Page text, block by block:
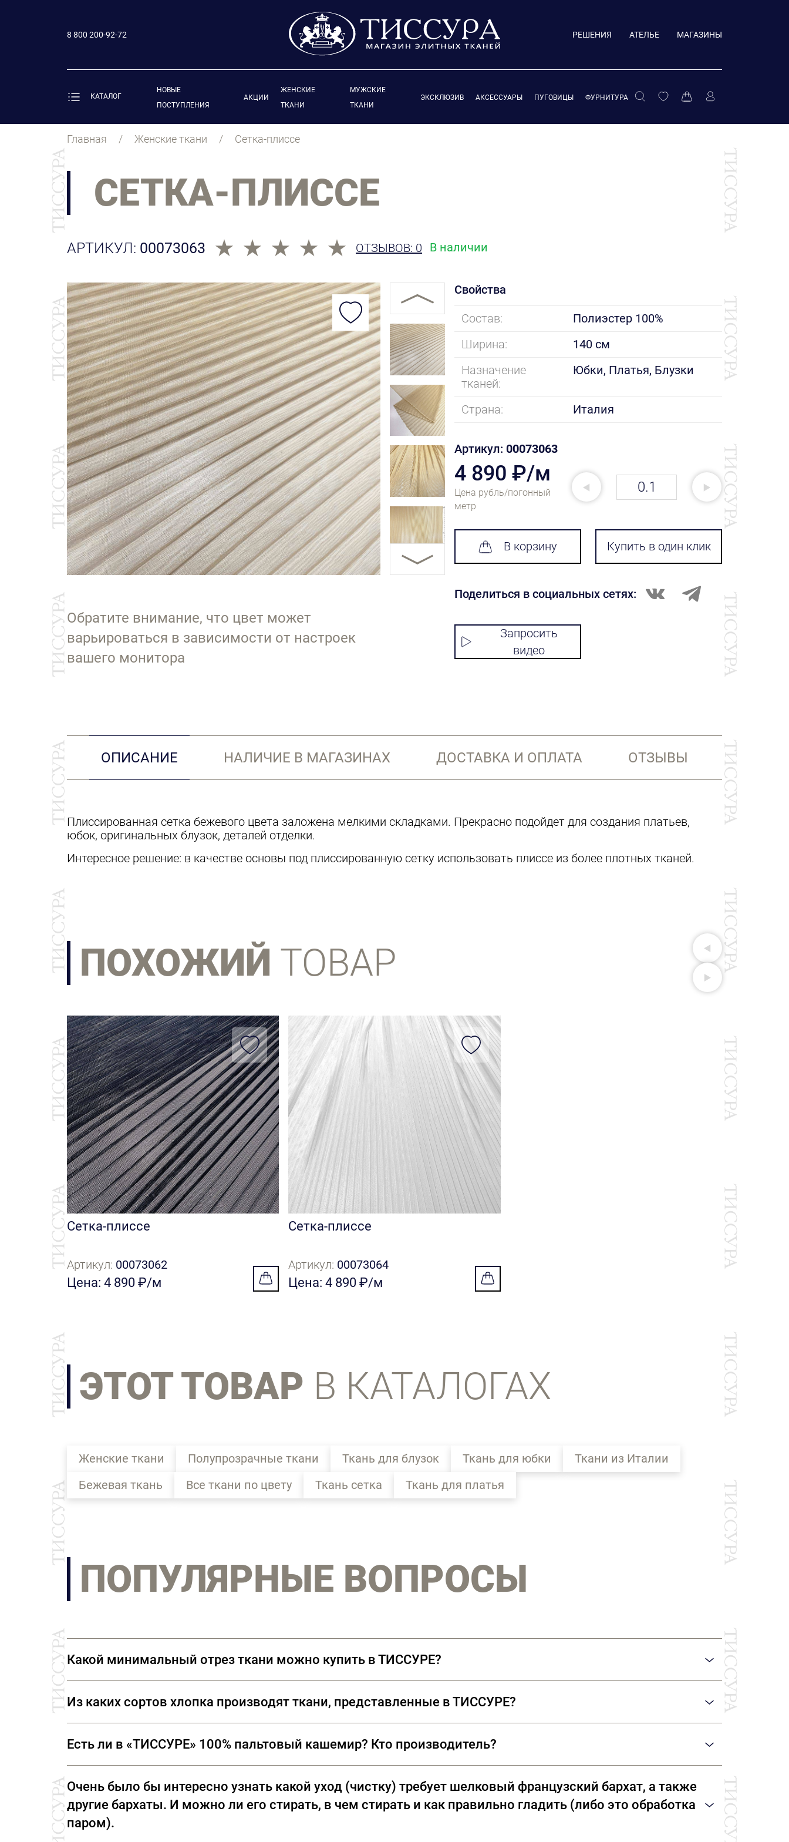
8 800 200-92-72 РЕШЕНИЯ АТЕЛЬЕ МАГАЗИНЫ
КАТАЛОГ
НОВЫЕ
ПОСТУПЛЕНИЯ
АКЦИИ
ЖЕНСКИЕ
ТКАНИ
МУЖСКИЕ
ТКАНИ
ЭКСКЛЮЗИВ АКСЕССУАРЫ ПУГОВИЦЫ ФУРНИТУРА
Главная Женские ткани Сетка-плиссе
СЕТКА-ПЛИССЕ
АРТИКУЛ: 00073063 ОТЗЫВОВ: 0 В наличии
Обратите внимание, что цвет может
варьироваться в зависимости от настроек
вашего монитора
Свойства
Состав:
Полиэстер 100%
Ширина:
140 см
Назначение
тканей:
Юбки, Платья, Блузки
Страна: Италия
Артикул: 00073063
4 890 ₽/м
Цена рубль/погонный
метр
В корзину Купить в один клик
Поделиться в социальных сетях:
Запросить
видео
ОПИСАНИЕ НАЛИЧИЕ В МАГАЗИНАХ ДОСТАВКА И ОПЛАТА ОТЗЫВЫ
Плиссированная сетка бежевого цвета заложена мелкими складками. Прекрасно подойдет для создания платьев,
юбок, оригинальных блузок, деталей отделки.
Интересное решение: в качестве основы под плиссированную сетку использовать плиссе из более плотных тканей.
ПОХОЖИЙ ТОВАР
Сетка-плиссе
Артикул: 00073062
Цена: 4 890 ₽/м
Сетка-плиссе
Артикул: 00073064
Цена: 4 890 ₽/м
ЭТОТ ТОВАР В КАТАЛОГАХ
Женские ткани Полупрозрачные ткани Ткань для блузок Ткань для юбки
Ткани из Италии
Бежевая ткань
Все ткани по цвету Ткань сетка Ткань для платья
ПОПУЛЯРНЫЕ ВОПРОСЫ
Какой минимальный отрез ткани можно купить в ТИССУРЕ?
Из каких сортов хлопка производят ткани, представленные в ТИССУРЕ?
Есть ли в «ТИССУРЕ» 100% пальтовый кашемир? Кто производитель?
(Италия) Luigi Colombo (Италия) Holland & Sherry (Великобритания)
Очень было бы интересно узнать какой уход (чистку) требует шелковый французский бархат, а также
другие бархаты. И можно ли его стирать, в чем стирать и как правильно гладить (либо это обработка
паром).